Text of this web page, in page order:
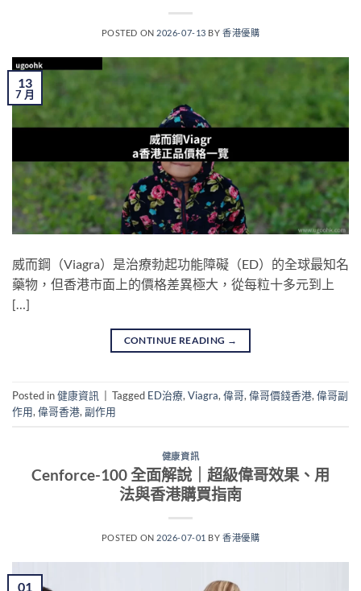
POSTED ON 2026-07-13 BY香港優購
13
7 月
威而鋼（Viagra）是治療勃起功能障礙（ED）的全球最知名
藥物，但香港市面上的價格差異極大，從每粒十多元到上
[…]
CONTINUE READING →
Posted in健康資訊 Tagged ED治療,Viagra,偉哥,偉哥價錢香港,偉哥副
作用,偉哥香港,副作用
健康資訊
Cenforce-100 全面解說｜超級偉哥效果、用
法與香港購買指南
POSTED ON 2026-07-01 BY香港優購
01